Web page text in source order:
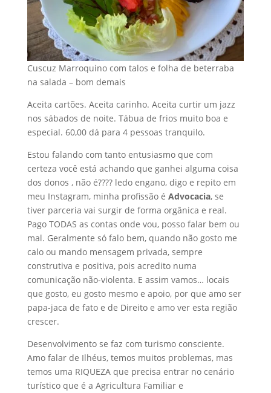
Cuscuz Marroquino com talos e folha de beterraba
na salada – bom demais
Aceita cartões. Aceita carinho. Aceita curtir um jazz
nos sábados de noite. Tábua de frios muito boa e
especial. 60,00 dá para 4 pessoas tranquilo.
Estou falando com tanto entusiasmo que com
certeza você está achando que ganhei alguma coisa
dos donos , não é???? ledo engano, digo e repito em
meu Instagram, minha profissão é Advocacia, se
tiver parceria vai surgir de forma orgânica e real.
Pago TODAS as contas onde vou, posso falar bem ou
mal. Geralmente só falo bem, quando não gosto me
calo ou mando mensagem privada, sempre
construtiva e positiva, pois acredito numa
comunicação não-violenta. E assim vamos… locais
que gosto, eu gosto mesmo e apoio, por que amo ser
papa-jaca de fato e de Direito e amo ver esta região
crescer.
Desenvolvimento se faz com turismo consciente.
Amo falar de Ilhéus, temos muitos problemas, mas
temos uma RIQUEZA que precisa entrar no cenário
turístico que é a Agricultura Familiar e